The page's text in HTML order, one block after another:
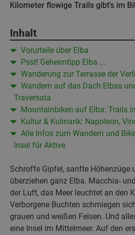
Kilometer flowige Trails gibt's im
Inhalt
Vorurteile über Elba
Psst! Geheimtipp Elba ...
Wanderung zur Terrasse der
Wandern auf das Dach Elbas
Traversata
Mountainbiken auf Elba: Trails
Kultur & Kulinarik: Napoleon,
Alle Infos zum Wandern und
Insel für Aktive
Schroffe Gipfel, sanfte Höhenzüge
überziehen ganz Elba. Macchia-
der Luft, das Meer leuchtet an den
Verborgene Buchten schmiegen
grauen und weißen Felsen. Und
eine Insel im Mittelmeer. Auf den